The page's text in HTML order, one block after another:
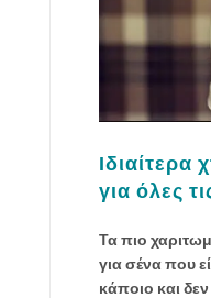
Ιδιαίτερα
για όλες
Τα πιο
για σένα που
κάποιο και